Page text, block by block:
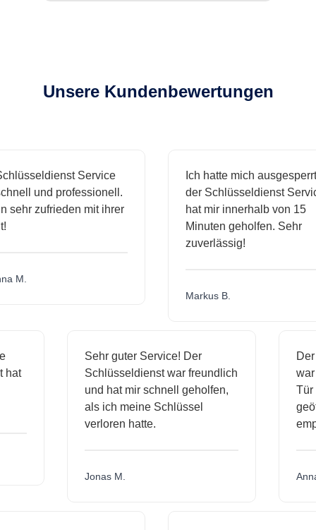
Unsere Kundenbewertungen
Service
und professionell.
zufrieden mit ihrer
M.
Ich hatte mich ausgesperrt
der Schlüsseldienst Service
hat mir innerhalb von 15
Minuten geholfen. Sehr
zuverlässig!
Markus B.
hat
Sehr guter Service! Der
Schlüsseldienst war freundlich
und hat mir schnell geholfen,
als ich meine Schlüssel
verloren hatte.
Jonas M.